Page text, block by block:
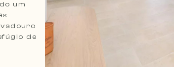
um
de